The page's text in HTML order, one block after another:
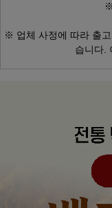
※ 업체 사정에 따라 출
습니다.